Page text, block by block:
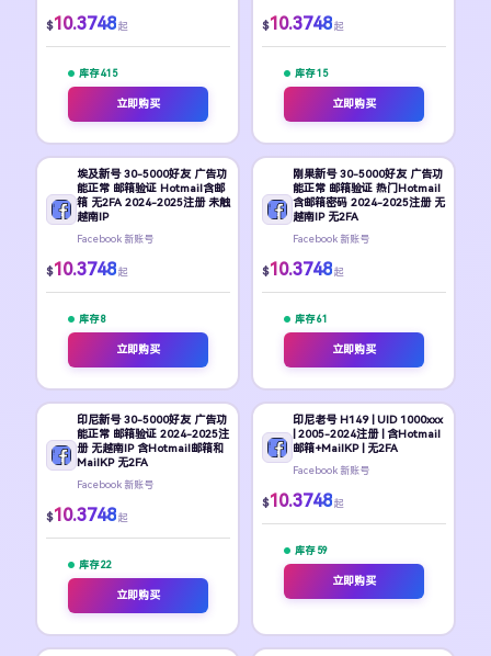
$10.3748 起
库存 415
立即购买
$10.3748 起
库存 15
立即购买
埃及新号 30-5000好友 广告功
能正常 邮箱验证 Hotmail含邮
箱 无2FA 2024-2025注册 未触
越南IP
Facebook 新账号
$10.3748 起
库存 8
立即购买
刚果新号 30-5000好友 广告功
能正常 邮箱验证 热门Hotmail
含邮箱密码 2024-2025注册 无
越南IP 无2FA
Facebook 新账号
$10.3748 起
库存 61
立即购买
印尼新号 30-5000好友 广告功
能正常 邮箱验证 2024-2025注
册 无越南IP 含Hotmail邮箱和
MailKP 无2FA
Facebook 新账号
$10.3748 起
库存 22
立即购买
印尼老号 H149 | UID 1000xxx
| 2005-2024注册 | 含Hotmail
邮箱+MailKP | 无2FA
Facebook 新账号
$10.3748 起
库存 59
立即购买